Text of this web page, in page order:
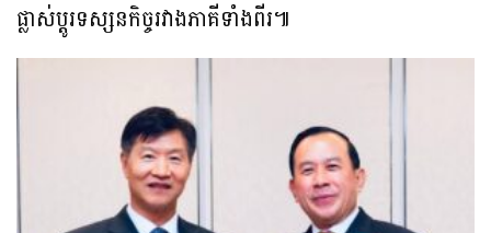
ផ្លាស់ប្តូរទស្សនកិច្ចរវាងភាគីទាំងពីរ៕